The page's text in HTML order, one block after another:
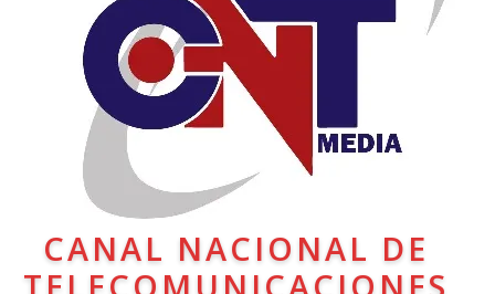
CANAL NACIONAL DE